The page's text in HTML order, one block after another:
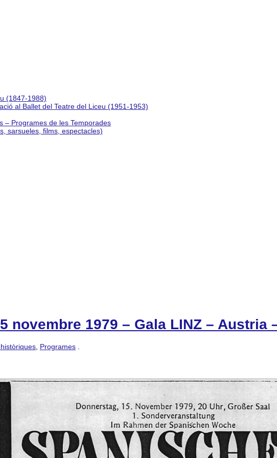
(1847-1988)
al Ballet del Teatre del Liceu (1951-1953)
– Programes de les Temporades
sarsueles, films, espectacles)
novembre 1979 – Gala LINZ – Austria
Programes